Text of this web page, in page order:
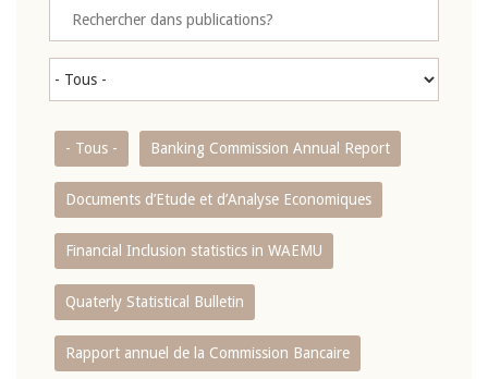
- Tous - Banking Commission Annual Report
Documents d’Etude et d’Analyse Economiques
Financial Inclusion statistics in WAEMU
Quaterly Statistical Bulletin
Rapport annuel de la Commission Bancaire